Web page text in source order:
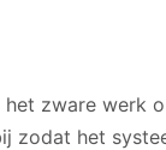
zware werk
zodat het